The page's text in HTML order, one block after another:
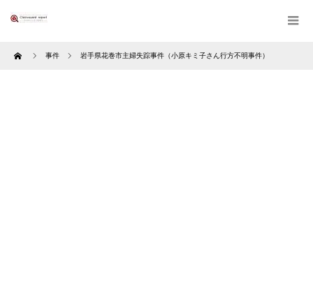
Home 事件 岩手県花巻市主婦失踪事件（小原キミ子さん行方不明事件）